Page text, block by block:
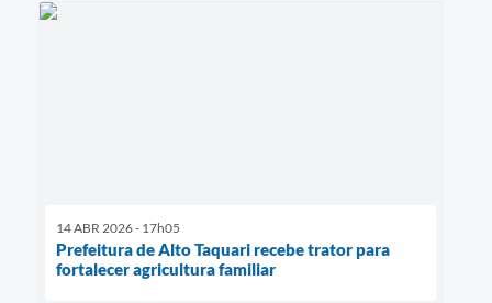
14 ABR 2026 - 17h05
Prefeitura de Alto Taquari recebe trator para
fortalecer agricultura familiar